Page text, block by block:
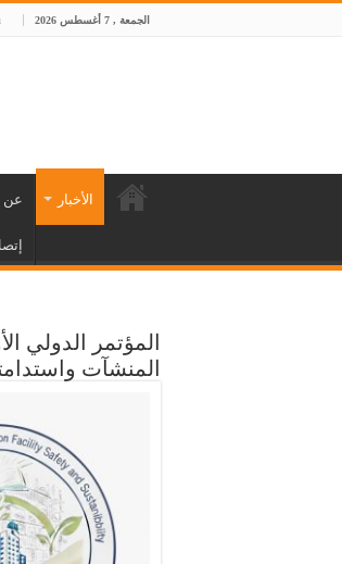
الجمعة , 7 أغسطس 2026
الأخبار عن
المؤتمر الدولي
المنشآت